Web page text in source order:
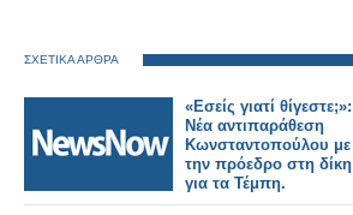
ΣΧΕΤΙΚΑ ΑΡΘΡΑ
«Εσείς γιατί θίγεστε;»:
Νέα αντιπαράθεση
Κωνσταντοπούλου με
την πρόεδρο στη δίκη
για τα Τέμπη.